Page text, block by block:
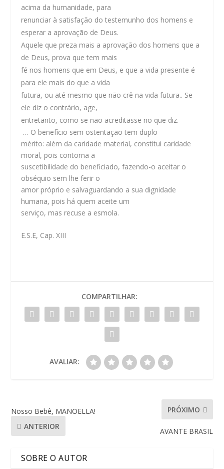
acima da humanidade, para
renunciar à satisfação do testemunho dos homens e
esperar a aprovação de Deus.
Aquele que preza mais a aprovação dos homens que a
de Deus, prova que tem mais
fé nos homens que em Deus, e que a vida presente é
para ele mais do que a vida
futura, ou até mesmo que não crê na vida futura.. Se
ele diz o contrário, age,
entretanto, como se não acreditasse no que diz.
… O benefício sem ostentação tem duplo
mérito: além da caridade material, constitui caridade
moral, pois contorna a
suscetibilidade do beneficiado, fazendo-o aceitar o
obséquio sem lhe ferir o
amor próprio e salvaguardando a sua dignidade
humana, pois há quem aceite um
serviço, mas recuse a esmola.
E.S.E, Cap. XIII
COMPARTILHAR:
AVALIAR:
Nosso Bebê, MANOELLA!
ANTERIOR
PRÓXIMO
AVANTE BRASIL
SOBRE O AUTOR